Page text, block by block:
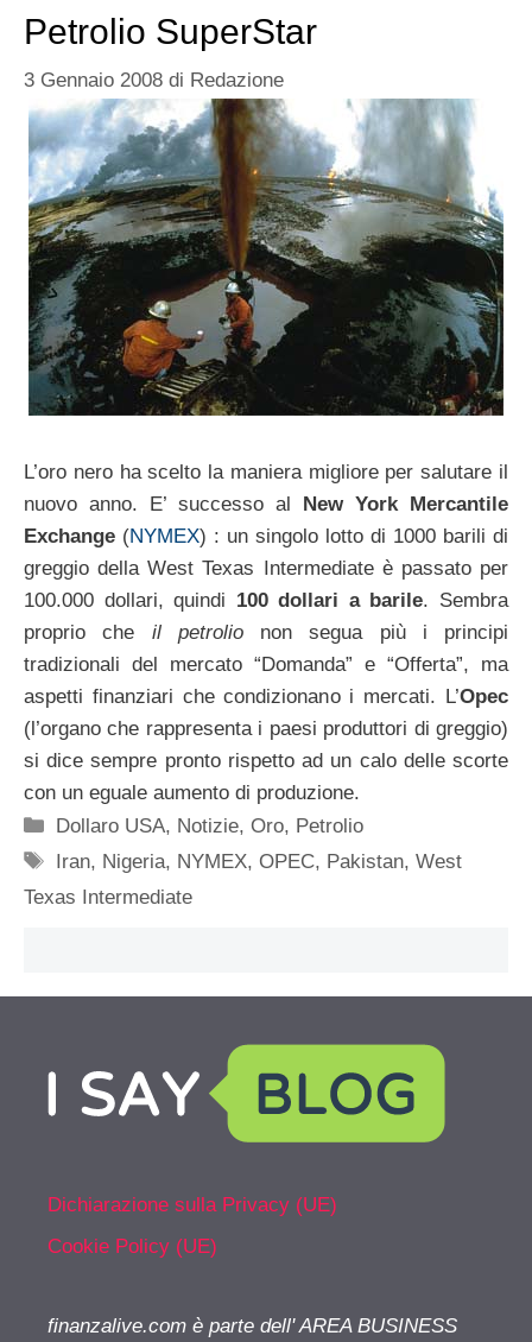
Petrolio SuperStar
3 Gennaio 2008 di Redazione
L’oro nero ha scelto la maniera migliore per salutare il
nuovo anno. E’ successo al New York Mercantile
Exchange (NYMEX) : un singolo lotto di 1000 barili di
greggio della West Texas Intermediate è passato per
100.000 dollari, quindi 100 dollari a barile. Sembra
proprio che il petrolionon segua più i principi
tradizionali del mercato “Domanda” e “Offerta”, ma
aspetti finanziari che condizionano i mercati. L’Opec
(l’organo che rappresenta i paesi produttori di greggio)
si dice sempre pronto rispetto ad un calo delle scorte
con un eguale aumento di produzione.
Categorie
Dollaro USA, Notizie,Oro, Petrolio
Tag
Iran, Nigeria, NYMEX,OPEC, Pakistan,West
Texas Intermediate
Dichiarazione sulla Privacy (UE)
Cookie Policy (UE)
finanzalive.com è parte dell' AREA BUSINESS